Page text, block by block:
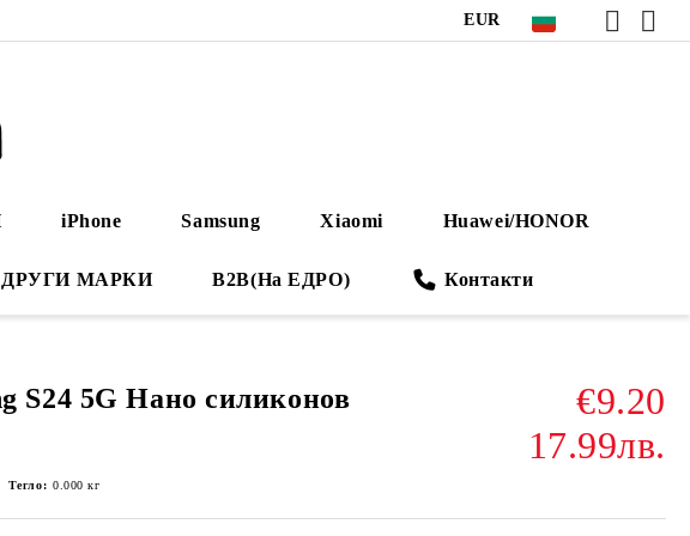
EUR
iPhone Samsung Xiaomi Huawei/HONOR
ДРУГИ МАРКИ B2B(На ЕДРО) Контакти
S24 5G Нано силиконов
€9.20
17.99лв.
Тегло: 0.000 кг